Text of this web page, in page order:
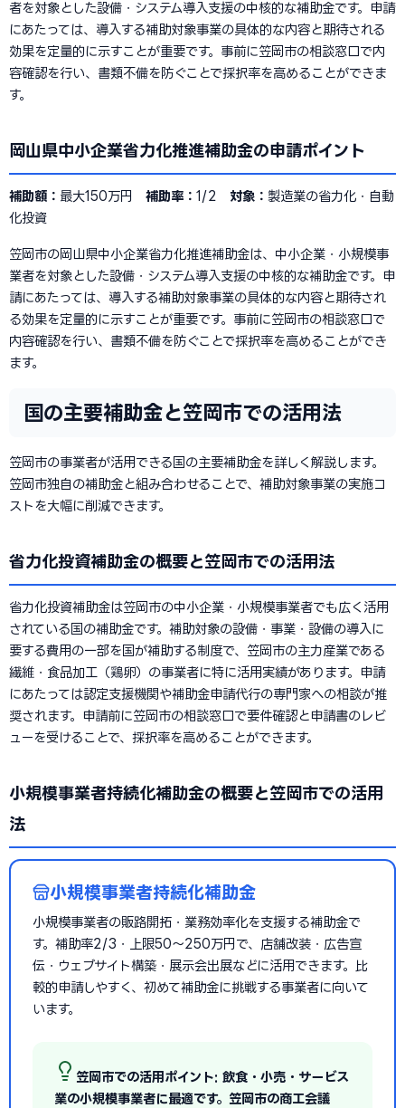
者を対象とした設備・システム導入支援の中核的な補助金です。申請
にあたっては、導入する補助対象事業の具体的な内容と期待される
効果を定量的に示すことが重要です。事前に笠岡市の相談窓口で内
容確認を行い、書類不備を防ぐことで採択率を高めることができま
す。
岡山県中小企業省力化推進補助金の申請ポイント
補助額： 最大150万円 補助率： 1/2 対象： 製造業の省力化・自動
化投資
笠岡市の岡山県中小企業省力化推進補助金は、中小企業・小規模事
業者を対象とした設備・システム導入支援の中核的な補助金です。申
請にあたっては、導入する補助対象事業の具体的な内容と期待され
る効果を定量的に示すことが重要です。事前に笠岡市の相談窓口で
内容確認を行い、書類不備を防ぐことで採択率を高めることができ
ます。
国の主要補助金と笠岡市での活用法
笠岡市の事業者が活用できる国の主要補助金を詳しく解説します。
笠岡市独自の補助金と組み合わせることで、補助対象事業の実施コ
ストを大幅に削減できます。
省力化投資補助金の概要と笠岡市での活用法
省力化投資補助金は笠岡市の中小企業・小規模事業者でも広く活用
されている国の補助金です。補助対象の設備・事業・設備の導入に
要する費用の一部を国が補助する制度で、笠岡市の主力産業である
繊維・食品加工（鶏卵）の事業者に特に活用実績があります。申請
にあたっては認定支援機関や補助金申請代行の専門家への相談が推
奨されます。申請前に笠岡市の相談窓口で要件確認と申請書のレビ
ューを受けることで、採択率を高めることができます。
小規模事業者持続化補助金の概要と笠岡市での活用
法
小規模事業者持続化補助金
小規模事業者の販路開拓・業務効率化を支援する補助金で
す。補助率2/3・上限50〜250万円で、店舗改装・広告宣
伝・ウェブサイト構築・展示会出展などに活用できます。比
較的申請しやすく、初めて補助金に挑戦する事業者に向いて
います。
笠岡市での活用ポイント: 飲食・小売・サービス
業の小規模事業者に最適です。笠岡市の商工会議